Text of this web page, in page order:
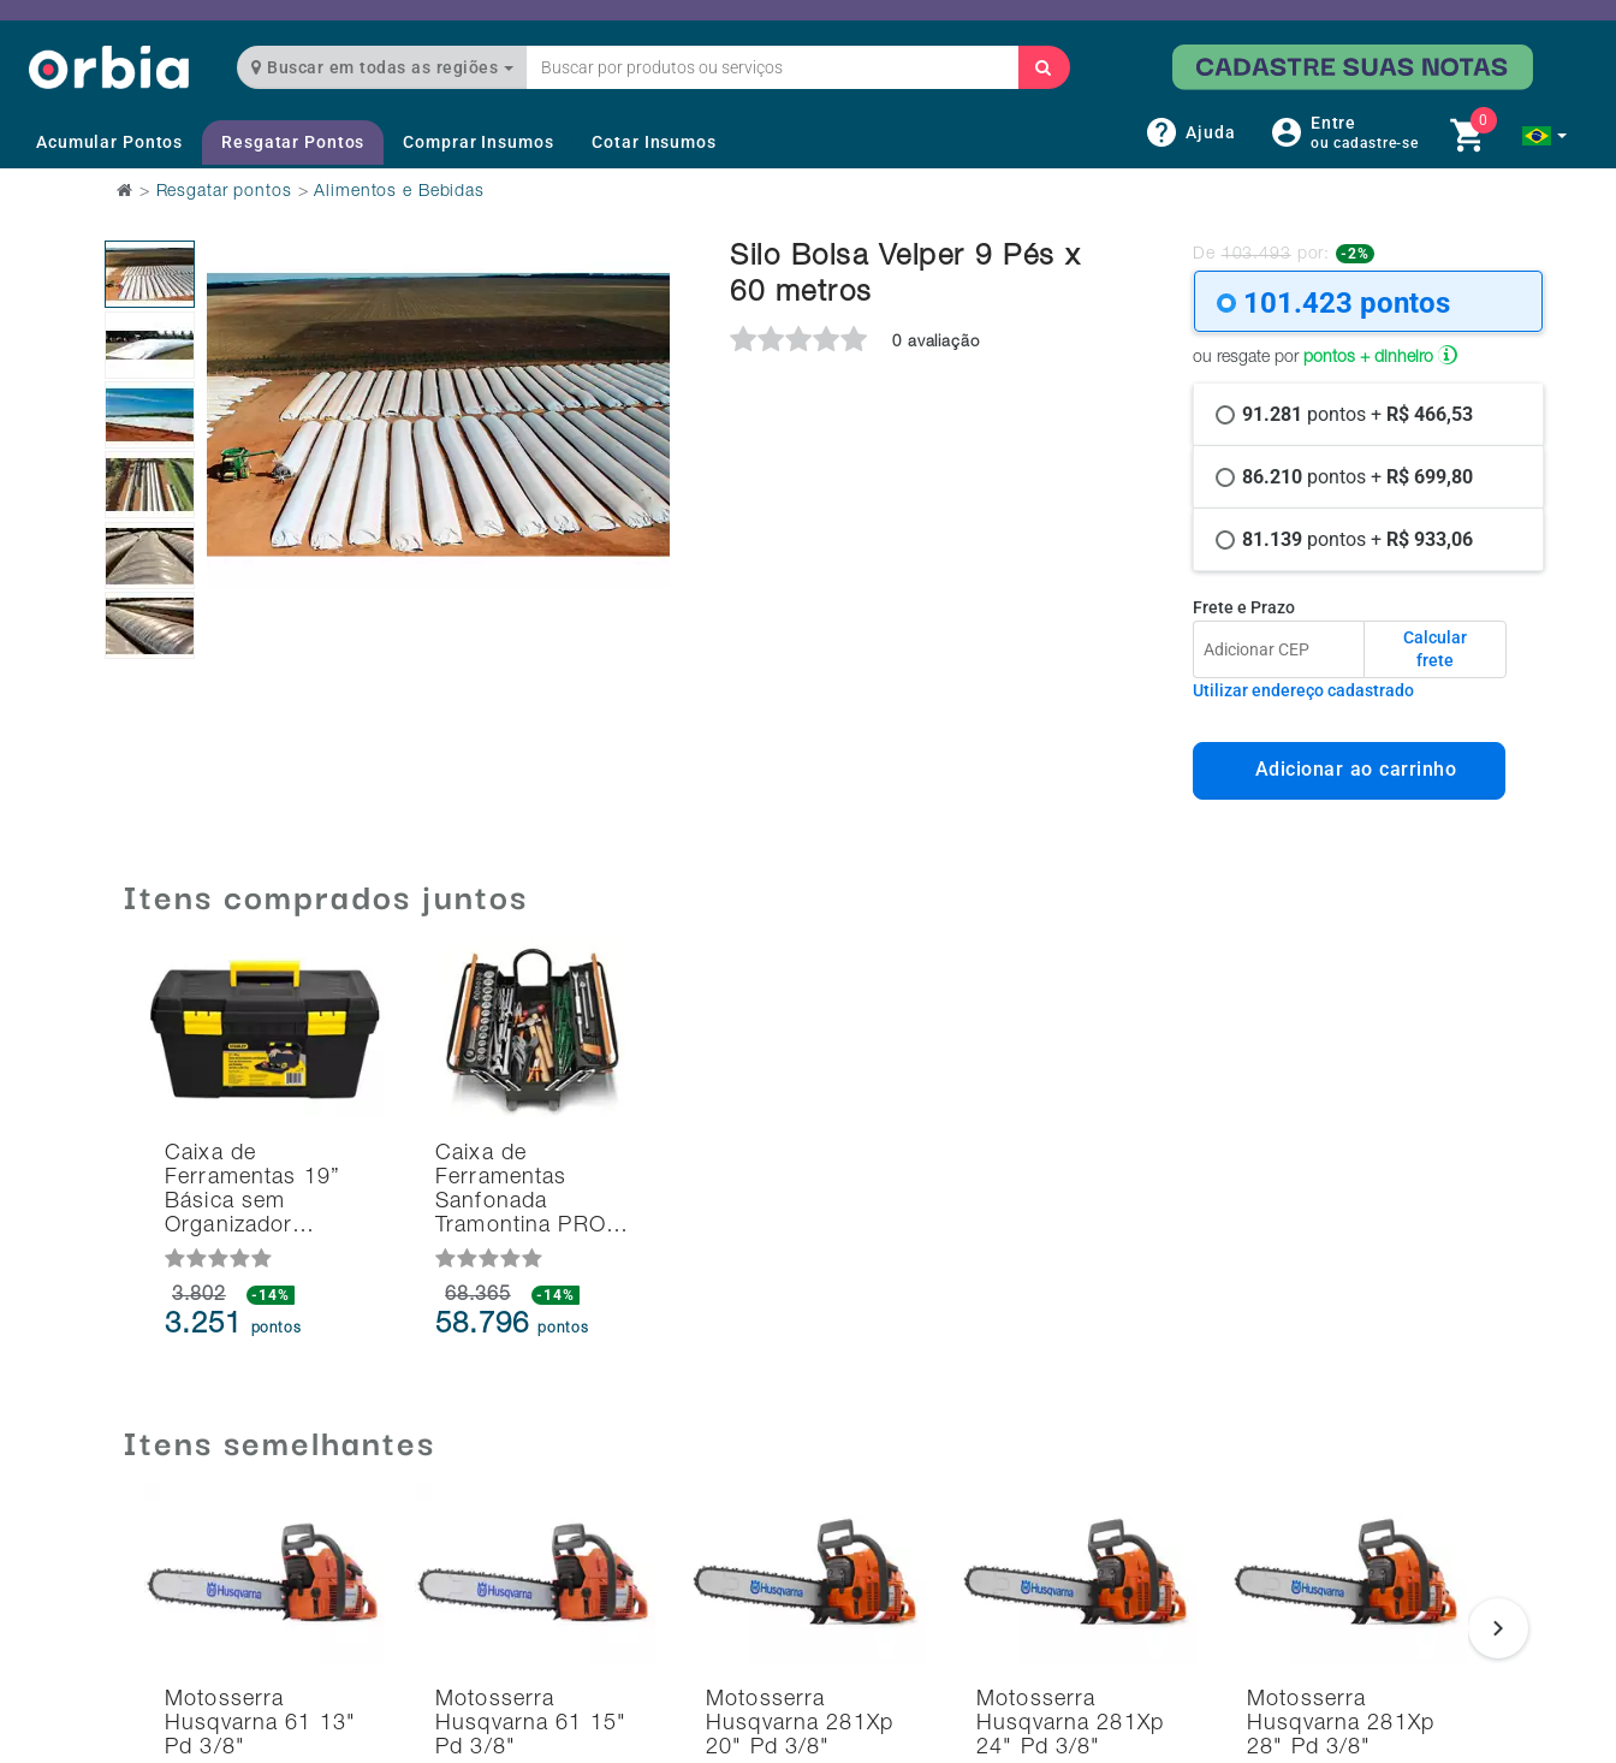
Buscar em todas as regiões
Acumular Pontos Resgatar Pontos Comprar Insumos Cotar Insumos Ajuda Entre
ou cadastre-se
0
> Resgatar pontos >Alimentos e Bebidas
Silo Bolsa Velper 9 Pés x
60 metros
0 avaliação
De 103.493por: -2%
101.423 pontos
ou resgate por pontos + dinheiro
91.281 pontos + R$ 466,53
86.210 pontos + R$ 699,80
81.139 pontos + R$ 933,06
Frete e Prazo
Calcular
frete
Utilizar endereço cadastrado
Adicionar ao carrinho
Itens comprados juntos
Caixa de
Ferramentas 19”
Básica sem
Organizador…
3.802 -14%
3.251 pontos
Caixa de
Ferramentas
Sanfonada
Tramontina PRO…
68.365 -14%
58.796pontos
Itens semelhantes
Motosserra
Husqvarna 61 13"
Pd 3/8"
Motosserra
Husqvarna 61 15"
Pd 3/8"
Motosserra
Husqvarna 281Xp
20" Pd 3/8"
Motosserra
Husqvarna 281Xp
24" Pd 3/8"
Motosserra
Husqvarna 281Xp
28" Pd 3/8"